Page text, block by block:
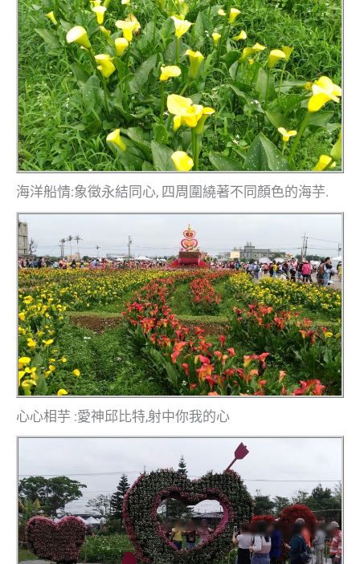
海洋船情:象徵永結同心, 四周圍繞著不同顏色的海芋.
心心相芋 :愛神邱比特,射中你我的心